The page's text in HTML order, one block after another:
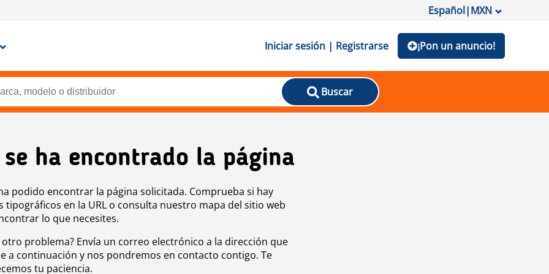
Español|MXN
Iniciar sesión | Registrarse ¡Pon un anuncio!
Buscar
se ha encontrado la página
podido encontrar la página solicitada. Comprueba si hay
tipográficos en la URL o consulta nuestro mapa del sitio web
lo que necesites.
otro problema? Envía un correo electrónico a la dirección que
a continuación y nos pondremos en contacto contigo. Te
tu paciencia.